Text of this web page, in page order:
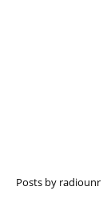
Posts by radiounr